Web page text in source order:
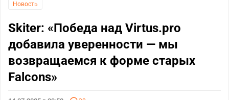
Новость
Skiter: «Победа над Virtus.pro
добавила уверенности — мы
возвращаемся к форме старых
Falcons»